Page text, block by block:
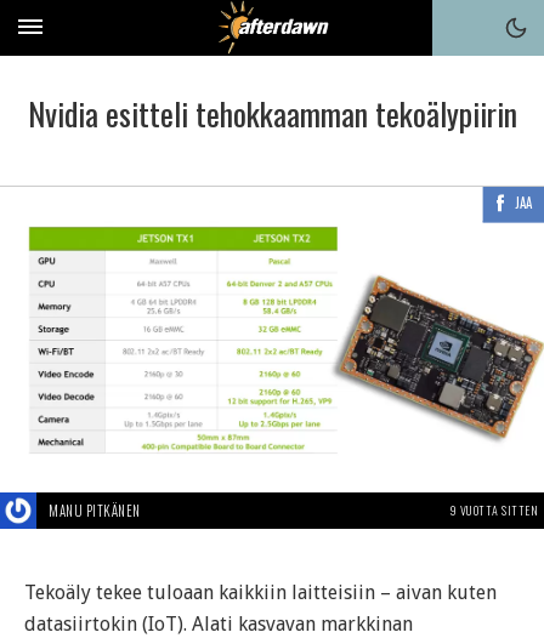
Nvidia esitteli tehokkaamman tekoälypiirin
JAA
MANU PITKÄNEN 9 VUOTTA SITTEN
Tekoäly tekee tuloaan kaikkiin laitteisiin – aivan kuten
datasiirtokin (IoT). Alati kasvavan markkinan